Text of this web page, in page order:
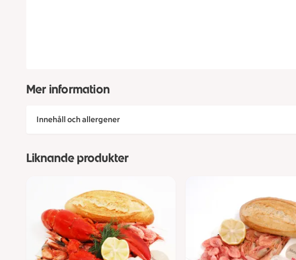
Mer information
Innehåll och allergener
Liknande produkter